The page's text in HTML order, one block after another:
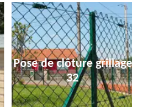
Pose de clôture grillage
32